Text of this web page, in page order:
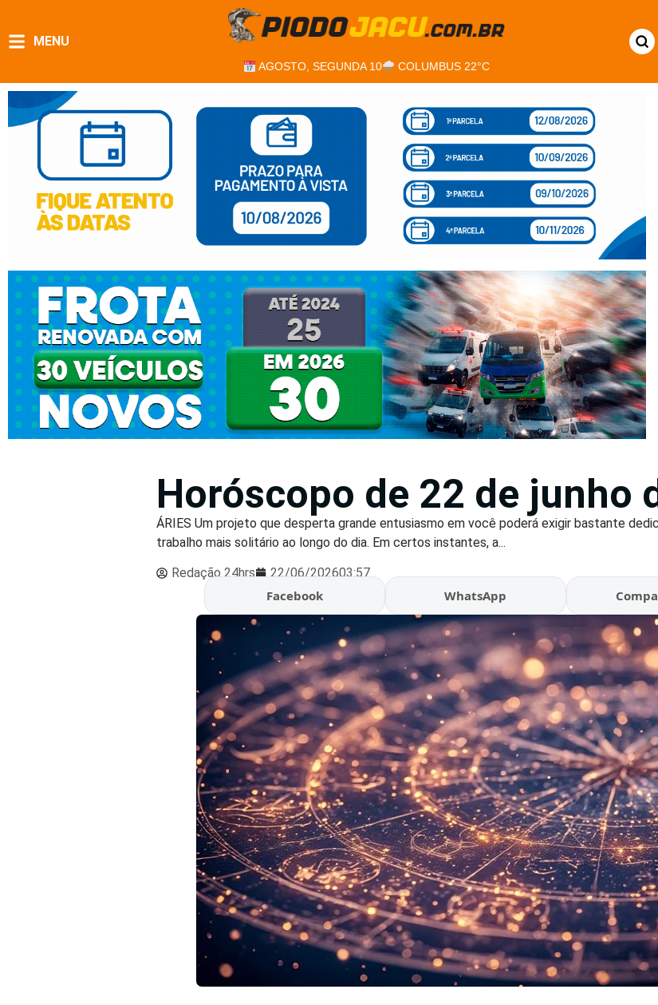
MENU
AGOSTO, SEGUNDA 10 COLUMBUS 22°C
Horóscopo de 22 de junho
ÁRIES Um projeto que desperta grande entusiasmo em você poderá exigir bastante
trabalho mais solitário ao longo do dia. Em certos instantes, a...
Redação 24hrs 22/06/202603:57
Facebook WhatsApp